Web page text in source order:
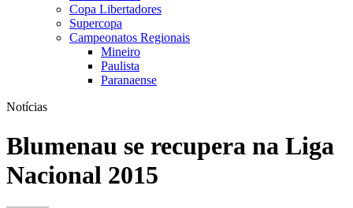
Copa Libertadores
Supercopa
Campeonatos Regionais
Mineiro
Paulista
Paranaense
Notícias
Blumenau se recupera na Liga
Nacional 2015